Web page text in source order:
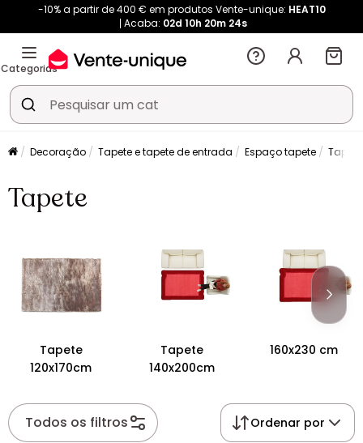
-10% a partir de 400 € em produtos Vente-unique: HEAT10
Acaba: 02d 10h 20m 24s
Categorias
Decoração Tapete e tapete de entrada Espaço tapete Tapete
Tapete
Tapete
120x170cm
Tapete
140x200cm
160x230 cm
Todos os filtros Ordenar por